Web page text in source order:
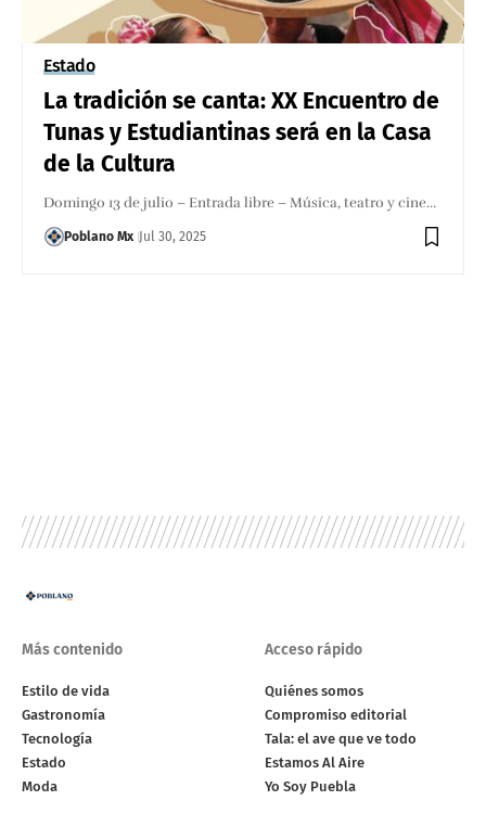
Estado
La tradición se canta: XX Encuentro de
Tunas y Estudiantinas será en la Casa
de la Cultura
Domingo 13 de julio – Entrada libre – Música, teatro y cine…
Poblano Mx Jul 30, 2025
Más contenido
Estilo de vida
Gastronomía
Tecnología
Estado
Moda
Acceso rápido
Quiénes somos
Compromiso editorial
Tala: el ave que ve todo
Estamos Al Aire
Yo Soy Puebla